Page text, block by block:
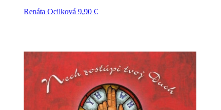
Renáta Ocilková 9,90 €